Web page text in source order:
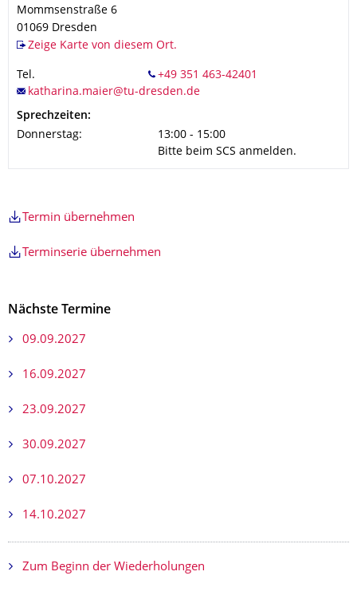
Mommsenstraße 6
01069 Dresden
Zeige Karte von diesem Ort.
Tel.
Sprechzeiten:
Donnerstag:
13:00 - 15:00
Bitte beim SCS anmelden.
Termin übernehmen
Terminserie übernehmen
Nächste Termine
09.09.2027
16.09.2027
23.09.2027
30.09.2027
07.10.2027
14.10.2027
Zum Beginn der Wiederholungen